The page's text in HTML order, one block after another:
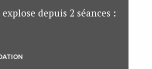
depuis 2 séances :